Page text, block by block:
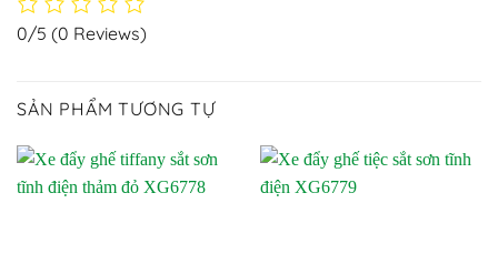
0/5 (0 Reviews)
SẢN PHẨM TƯƠNG TỰ